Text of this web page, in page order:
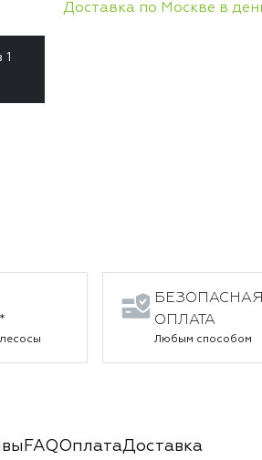
Доставка по Москве в
1
БЕЗОПАСНАЯ
ОПЛАТА
Любым способом
FAQОплатаДоставка